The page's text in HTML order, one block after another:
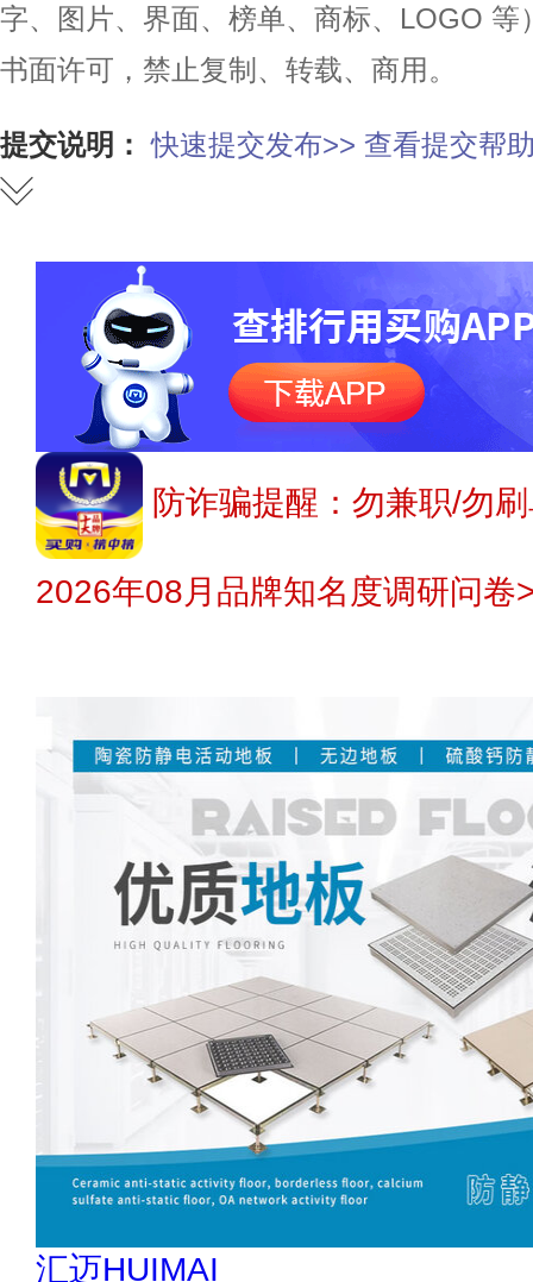
字、图片、界面、榜单、商标、LOGO
书面许可，禁止复制、转载、商用。
提交说明： 快速提交发布>> 查看提交帮
防诈骗提醒：勿兼职/勿
2026年08月品牌知名度调研问卷
汇迈HUIMAI